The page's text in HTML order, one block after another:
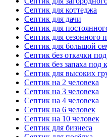
Септик для коттеджа
Септик для дачи
Септик для
Септик для сезонного
Септик для большой
Септик без откачки
Септик без запаха под
Септик для высоких
Септик на 2 человека
Септик на 3 человека
Септик на 4 человека
Септик на 6 человек
Септик на 10 человек
Септик для бизнеса